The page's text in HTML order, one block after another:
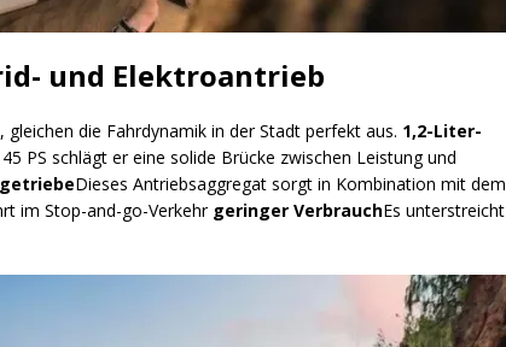
und Elektroantrieb
die Fahrdynamik in der Stadt perfekt aus. 1,2-Liter-
PS schlägt er eine solide Brücke zwischen Leistung und
Dieses Antriebsaggregat sorgt in Kombination mit dem
im Stop-and-go-Verkehr geringer VerbrauchEs unterstreicht